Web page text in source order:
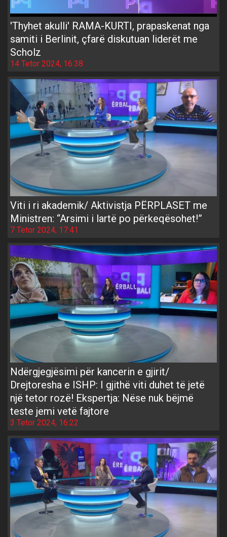
'Thyhet akulli' RAMA-KURTI, prapaskenat nga
samiti i Berlinit, çfarë diskutuan liderët me
Scholz
14 Tetor 2024, 16:38
Viti i ri akademik/ Aktivistja PËRPLASET me
Ministren: “Arsimi i lartë po përkeqësohet!”
7 Tetor 2024, 17:41
Ndërgjegjësimi për kancerin e gjirit/
Drejtoresha e ISHP: I gjithë viti duhet të jetë
një tetor rozë! Ekspertja: Nëse nuk bëjmë
teste jemi vetë fajtore
3 Tetor 2024, 16:22